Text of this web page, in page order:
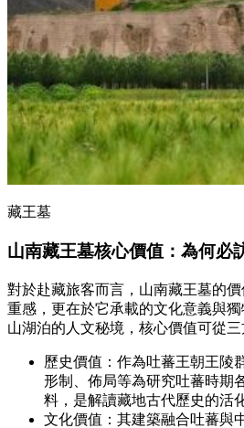
藏王墓
山南藏王墓核心價值：為何必
對於赴藏旅客而言，山南藏王墓的
重感，更在於它承載的文化意義與
山湖泊的人文秘境，核心價值可從三
歷史價值：作為吐蕃王朝王陵
形制、佈局等為研究吐蕃時期
料，是解讀藏地古代歷史的活
文化價值：其建築融合吐蕃與